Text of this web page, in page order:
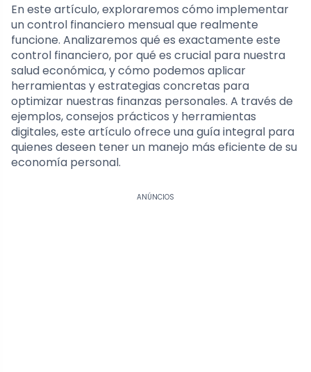
En este artículo, exploraremos cómo implementar
un control financiero mensual que realmente
funcione. Analizaremos qué es exactamente este
control financiero, por qué es crucial para nuestra
salud económica, y cómo podemos aplicar
herramientas y estrategias concretas para
optimizar nuestras finanzas personales. A través de
ejemplos, consejos prácticos y herramientas
digitales, este artículo ofrece una guía integral para
quienes deseen tener un manejo más eficiente de su
economía personal.
ANÚNCIOS